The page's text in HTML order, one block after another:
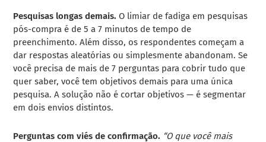
Pesquisas longas demais. O limiar de fadiga em pesquisas
pós-compra é de 5 a 7 minutos de tempo de
preenchimento. Além disso, os respondentes começam a
dar respostas aleatórias ou simplesmente abandonam. Se
você precisa de mais de 7 perguntas para cobrir tudo que
quer saber, você tem objetivos demais para uma única
pesquisa. A solução não é cortar objetivos — é segmentar
em dois envios distintos.
Perguntas com viés de confirmação. “O que você mais